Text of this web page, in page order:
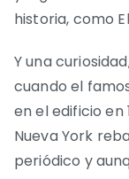
historia, como
Y una
cuando el
en el edificio en
Nueva York
periódico y